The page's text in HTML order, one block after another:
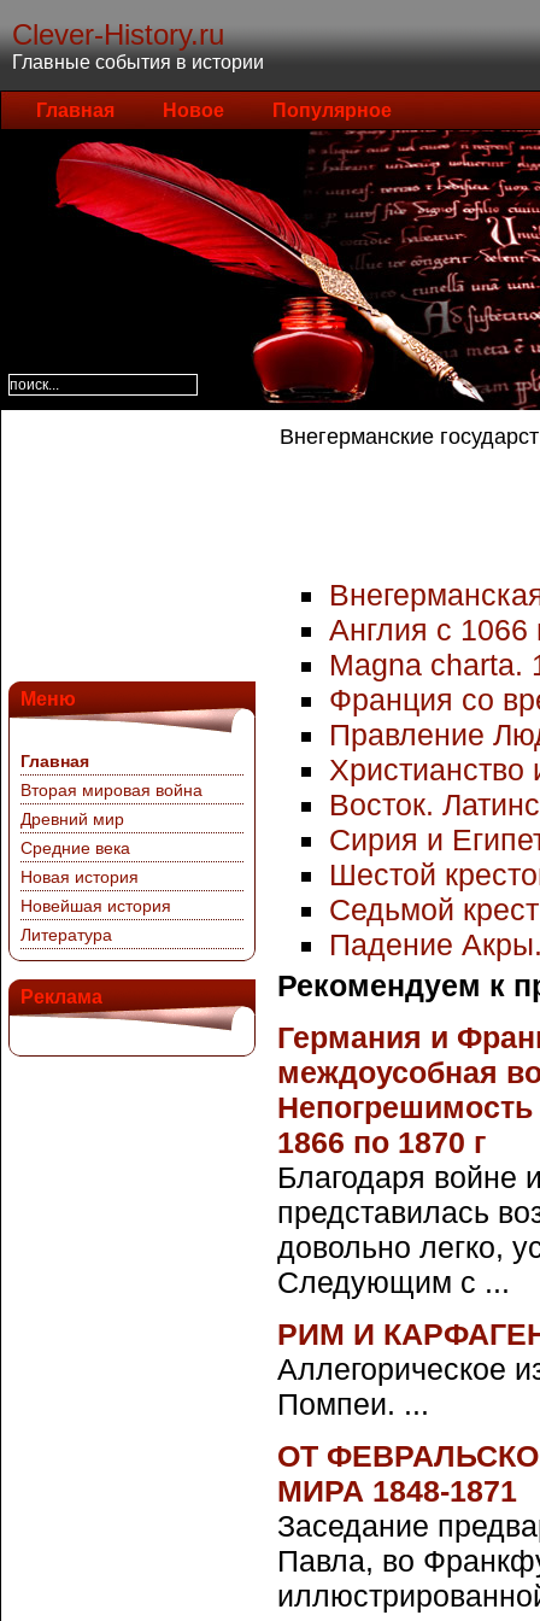
Clever-History.ru
Главные события в истории
Главная Новое Популярное
Меню
Главная
Вторая мировая война
Древний мир
Средние века
Новая история
Новейшая история
Литература
Реклама
Внегерманские
Англия с 1066
Magna charta.
Франция со
Правление
Христианство
Восток.
Сирия и
Шестой
Седьмой
Падение
Рекомендуем к
Германия и
междоусобная
1866 по 1870 г
Благодаря войне
представилась
довольно легко,
Следующим с ...
РИМ И
Аллегорическое
Помпеи. ...
ОТ
МИРА 1848-1871
Заседание
Павла, во